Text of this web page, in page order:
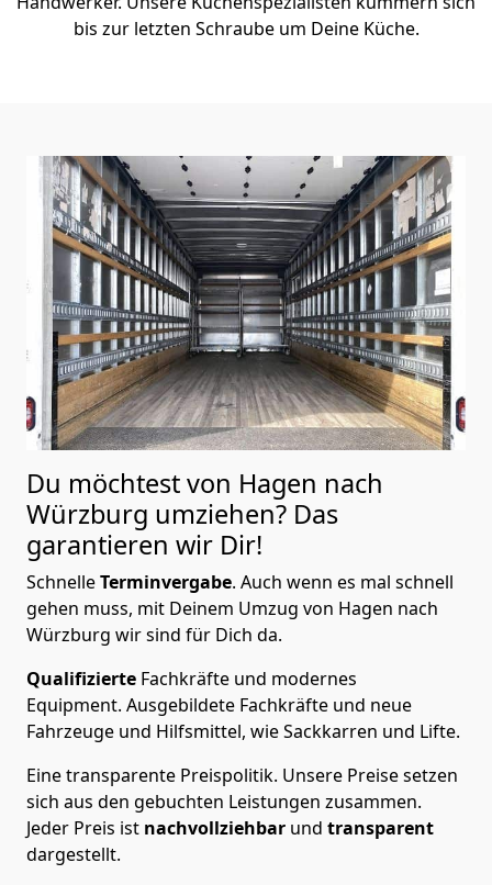
bis zur letzten Schraube um Deine Küche.
Du möchtest von Hagen nach
Würzburg umziehen? Das
garantieren wir Dir!
SchnelleTerminvergabe. Auch wenn es mal schnell
gehen muss, mit Deinem Umzug von Hagen nach
Würzburg wir sind für Dich da.
Qualifizierte Fachkräfte und modernes
Equipment. Ausgebildete Fachkräfte und neue
Fahrzeuge und Hilfsmittel, wie Sackkarren und Lifte.
Eine transparente Preispolitik. Unsere Preise setzen
sich aus den gebuchten Leistungen zusammen.
Jeder Preis ist nachvollziehbar und transparent
dargestellt.